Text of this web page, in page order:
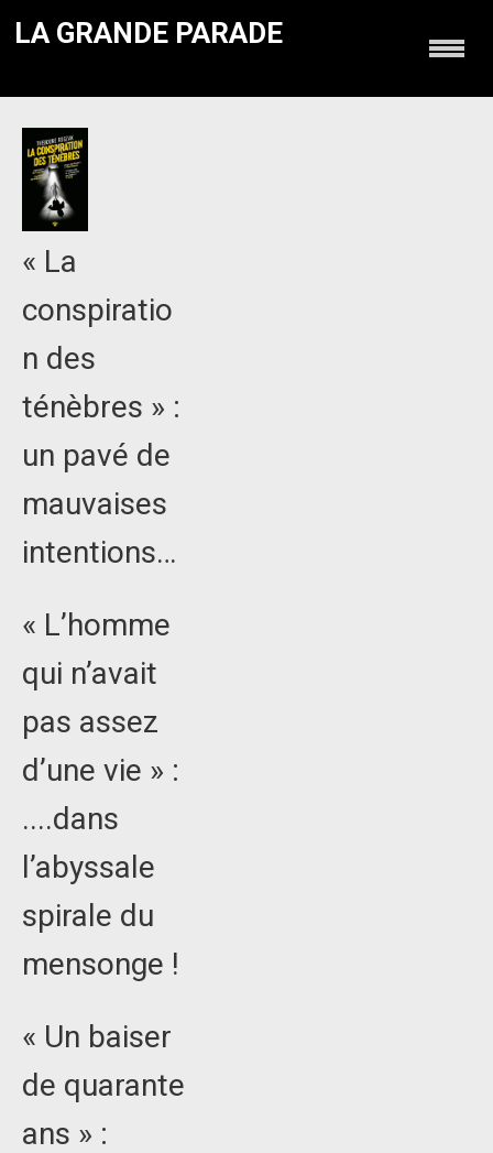
LA GRANDE PARADE
« La
conspiratio
n des
ténèbres » :
un pavé de
mauvaises
intentions…
« L’homme
qui n’avait
pas assez
d’une vie » :
....dans
l’abyssale
spirale du
mensonge !
« Un baiser
de quarante
ans » :